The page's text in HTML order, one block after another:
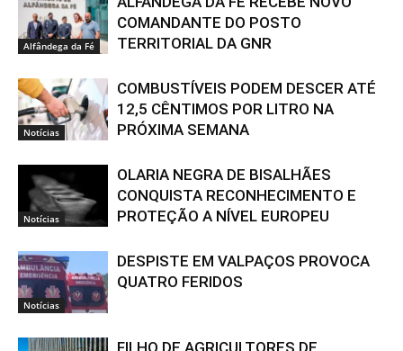
Alfândega da Fé
COMANDANTE DO POSTO
TERRITORIAL DA GNR
Notícias
COMBUSTÍVEIS PODEM DESCER ATÉ
12,5 CÊNTIMOS POR LITRO NA
PRÓXIMA SEMANA
Notícias
OLARIA NEGRA DE BISALHÃES
CONQUISTA RECONHECIMENTO E
PROTEÇÃO A NÍVEL EUROPEU
Notícias
DESPISTE EM VALPAÇOS PROVOCA
QUATRO FERIDOS